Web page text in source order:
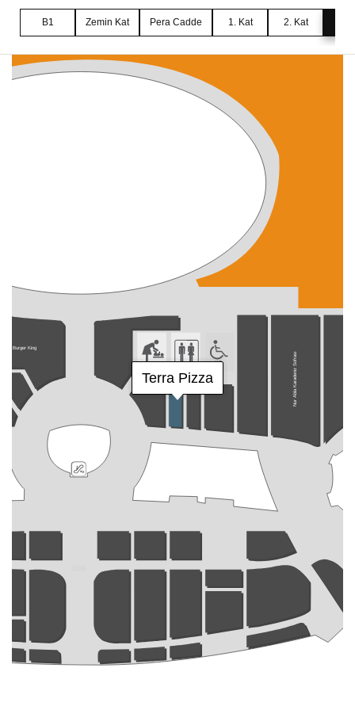
B1 Zemin Kat Pera Cadde 1. Kat 2. Kat
Terra Pizza
Burger King
Nur Abla Karadeniz Sofrası